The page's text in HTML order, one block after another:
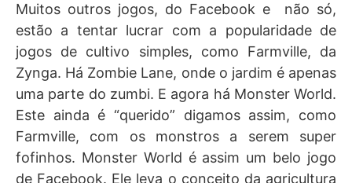
Muitos outros jogos, do Facebook e não só,
estão a tentar lucrar com a popularidade de
jogos de cultivo simples, como Farmville, da
Zynga. Há Zombie Lane, onde o jardim é apenas
uma parte do zumbi. E agora há Monster World.
Este ainda é “querido” digamos assim, como
Farmville, com os monstros a serem super
fofinhos. Monster World é assim um belo jogo
de Facebook. Ele leva o conceito da agricultura